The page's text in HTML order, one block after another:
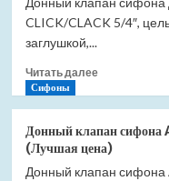
click/clack
CLICK/CLACK 5/4″,
заглушкой,...
Читать далееПрочитать
клапан
сифона
AlcaPlast
Сифоны
Донный клапан
(Лучшая цена)
Донный клапан сифона